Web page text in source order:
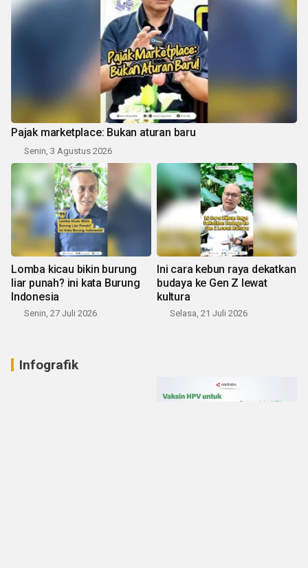
Pajak marketplace: Bukan aturan baru
Senin, 3 Agustus 2026
Lomba kicau bikin burung
liar punah? ini kata Burung
Indonesia
Senin, 27 Juli 2026
Ini cara kebun raya dekatkan
budaya ke Gen Z lewat
kultura
Selasa, 21 Juli 2026
Infografik